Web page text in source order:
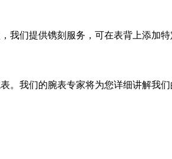
我们提供镌刻服务，可在表背上添加
。我们的腕表专家将为您详细讲解我